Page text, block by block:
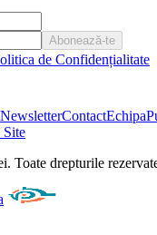
Abonează-te
de Confidențialitate
NewsletterContactEchipa
Site
Toate drepturile